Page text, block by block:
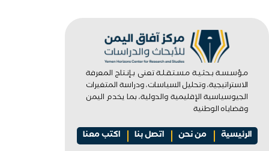
مـؤسـسـة بـحثـيـة مـسـتـقـلـة تعنى بـإنـتاج المعرفة
الاستراتيجية، وتحليل السياسات، ودراسة المتغيرات
الجيوسياسية الإقليمية والدولية، بما يخدم اليمن
وقضاياه الوطنية
الرئيسية من نحن اتصل بنا اكتب معنا